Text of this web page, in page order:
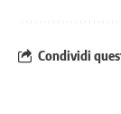
Condividi